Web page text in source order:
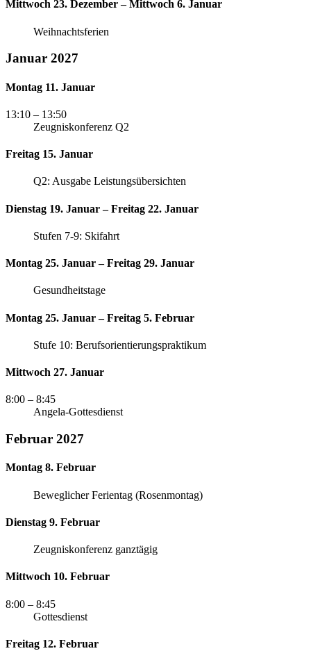
Mittwoch 23. Dezember – Mittwoch 6. Januar
Weihnachtsferien
Januar 2027
Montag 11. Januar
13:10 – 13:50
Zeugniskonferenz Q2
Freitag 15. Januar
Q2: Ausgabe Leistungsübersichten
Dienstag 19. Januar – Freitag 22. Januar
Stufen 7-9: Skifahrt
Montag 25. Januar – Freitag 29. Januar
Gesundheitstage
Montag 25. Januar – Freitag 5. Februar
Stufe 10: Berufsorientierungspraktikum
Mittwoch 27. Januar
8:00 – 8:45
Angela-Gottesdienst
Februar 2027
Montag 8. Februar
Beweglicher Ferientag (Rosenmontag)
Dienstag 9. Februar
Zeugniskonferenz ganztägig
Mittwoch 10. Februar
8:00 – 8:45
Gottesdienst
Freitag 12. Februar